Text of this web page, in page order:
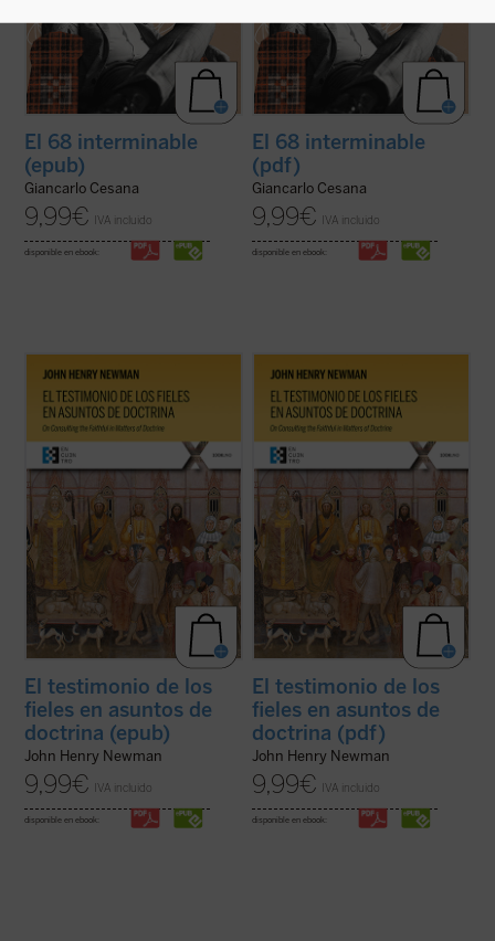
El 68 interminable
(epub)
Giancarlo Cesana
9,99€ IVA incluido
disponible en ebook:
El 68 interminable
(pdf)
Giancarlo Cesana
9,99€ IVA incluido
disponible en ebook:
El testimonio de los fieles en asuntos de
significativos de John Henry Newman en
su etapa católica. Publicado en 1859 en la
revistaThe Rambler, aborda una cuestión
decisiva en la vida de la ...(ver ficha)
El testimonio de los
fieles en asuntos de
doctrina (epub)
John Henry Newman
9,99€ IVA incluido
disponible en ebook:
El testimonio de los fieles en asuntos de
significativos de John Henry Newman en
su etapa católica. Publicado en 1859 en la
revistaThe Rambler, aborda una cuestión
decisiva en la vida de la ...(ver ficha)
El testimonio de los
fieles en asuntos de
doctrina (pdf)
John Henry Newman
9,99€ IVA incluido
disponible en ebook: